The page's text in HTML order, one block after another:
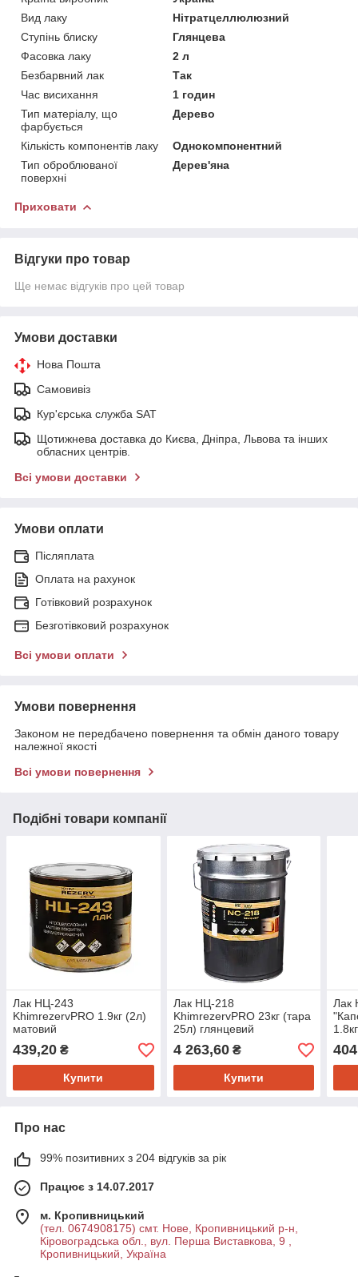
Вид лаку
Нітратцеллюлюзний
Ступінь блиску
Глянцева
Фасовка лаку
2 л
Безбарвний лак
Так
Час висихання
1 годин
Тип матеріалу, що
фарбується
Дерево
Кількість компонентів лаку
Однокомпонентний
Тип оброблюваної
поверхні
Дерев'яна
Приховати
Відгуки про товар
Ще немає відгуків про цей товар
Умови доставки
Нова Пошта
Самовивіз
Кур'єрська служба SAT
Щотижнева доставка до Києва, Дніпра, Львова та інших
обласних центрів.
Всі умови доставки
Умови оплати
Післяплата
Оплата на рахунок
Готівковий розрахунок
Безготівковий розрахунок
Всі умови оплати
Умови повернення
Законом не передбачено повернення та обмін даного товару
належної якості
Всі умови повернення
Подібні товари компанії
Лак НЦ-243
KhimrezervPRO 1.9кг (2л)
матовий
439,20 ₴
Купити
Лак НЦ-218
KhimrezervPRO 23кг (тара
25л) глянцевий
4 263,60₴
Купити
Лак
Про нас
99% позитивних з 204 відгуків за рік
Працює з 14.07.2017
м. Кропивницький
(тел. 0674908175) смт. Нове, Кропивницький р-н,
Кіровоградська обл., вул. Перша Виставкова, 9 ,
Кропивницький, Україна